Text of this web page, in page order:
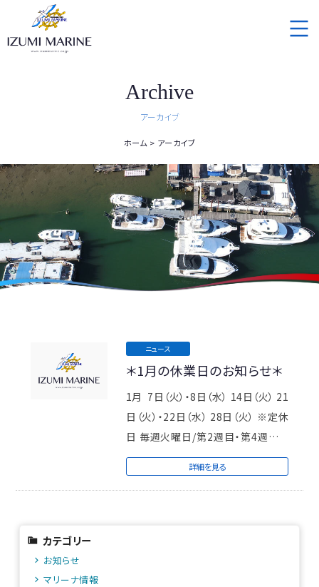
Archive
アーカイブ
ホーム アーカイブ
ニュース
＊1月の休業日のお知らせ＊
1月 7日（火）・8日（水） 14日（火） 21
日（火）・22日（水） 28日（火） ※定休
日 毎週火曜日/第2週目・第4週目の
水 ...
詳細を見る
カテゴリー
お知らせ
マリーナ情報